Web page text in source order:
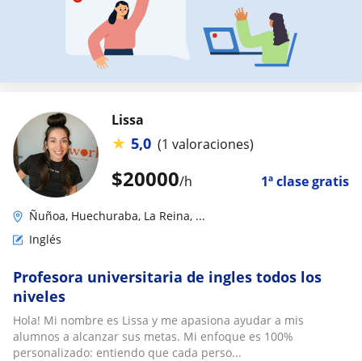
$20000/h 1ª clase gratis
Lissa
★ 5,0 (1 valoraciones)
Ñuñoa, Huechuraba, La Reina, ...
Inglés
Profesora universitaria de ingles todos los
niveles
Hola! Mi nombre es Lissa y me apasiona ayudar a mis
alumnos a alcanzar sus metas. Mi enfoque es 100%
personalizado: entiendo que cada perso...